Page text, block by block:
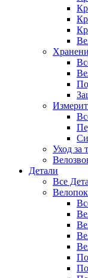
Уход за
Детали
Все